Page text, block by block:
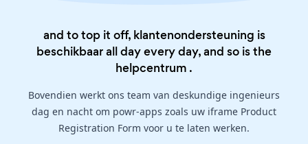
and to top it off, klantenondersteuning is
beschikbaar all day every day, and so is the
helpcentrum .
Bovendien werkt ons team van deskundige ingenieurs
dag en nacht om powr-apps zoals uw iframe Product
Registration Form voor u te laten werken.